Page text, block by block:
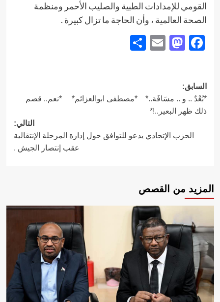
القومي للإمدادات الطبية والصليب الأحمر ومنظمة
الصحة العالمية ، وأن الحاجة ما تزال كبيرة .
Facebook
Mastodon
Email
تصفّح
المقالات
السابق:
*بُعْدٌ .. و .. مسَافَة..* *مصطفى ابوالعزائم* *نعم.. قصم
ذلك ظهر البعير..!*
التالي:
الحزب الإتحادي يدعو للتوافق حول إدارة المرحلة الإنتقالية
عقب إنتصار الجيش .
المزيد من القصص